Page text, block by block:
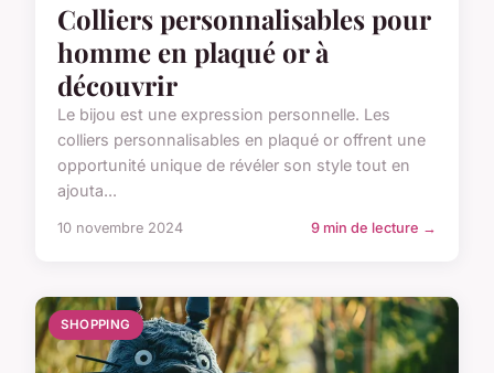
Colliers personnalisables pour
homme en plaqué or à
découvrir
Le bijou est une expression personnelle. Les
colliers personnalisables en plaqué or offrent une
opportunité unique de révéler son style tout en
ajouta...
10 novembre 2024 9 min de lecture →
SHOPPING